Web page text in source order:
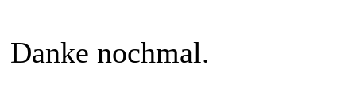
Danke nochmal.